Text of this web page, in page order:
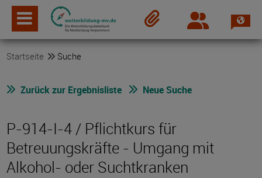
Login
Startseite Suche
Zurück zur Ergebnisliste Neue Suche
P-914-I-4 / Pflichtkurs für
Betreuungskräfte - Umgang mit
Alkohol- oder Suchtkranken